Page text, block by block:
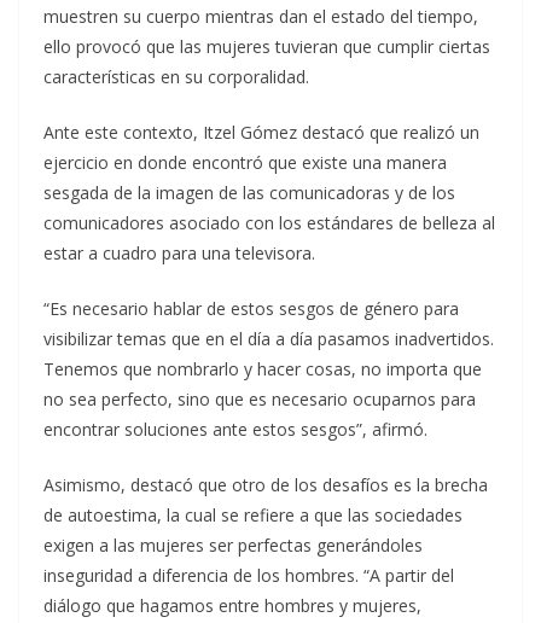
muestren su cuerpo mientras dan el estado del tiempo,
ello provocó que las mujeres tuvieran que cumplir ciertas
características en su corporalidad.
Ante este contexto, Itzel Gómez destacó que realizó un
ejercicio en donde encontró que existe una manera
sesgada de la imagen de las comunicadoras y de los
comunicadores asociado con los estándares de belleza al
estar a cuadro para una televisora.
“Es necesario hablar de estos sesgos de género para
visibilizar temas que en el día a día pasamos inadvertidos.
Tenemos que nombrarlo y hacer cosas, no importa que
no sea perfecto, sino que es necesario ocuparnos para
encontrar soluciones ante estos sesgos”, afirmó.
Asimismo, destacó que otro de los desafíos es la brecha
de autoestima, la cual se refiere a que las sociedades
exigen a las mujeres ser perfectas generándoles
inseguridad a diferencia de los hombres. “A partir del
diálogo que hagamos entre hombres y mujeres,